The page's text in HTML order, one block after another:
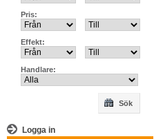
Pris:
Effekt:
Handlare:
Sök
Logga in